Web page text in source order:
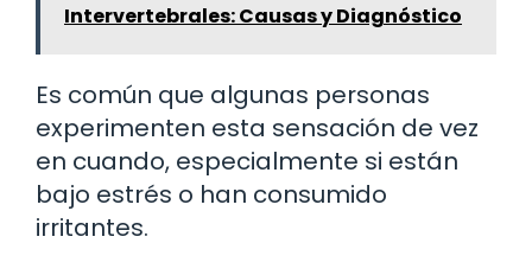
Intervertebrales: Causas y Diagnóstico
Es común que algunas personas
experimenten esta sensación de vez
en cuando, especialmente si están
bajo estrés o han consumido
irritantes.